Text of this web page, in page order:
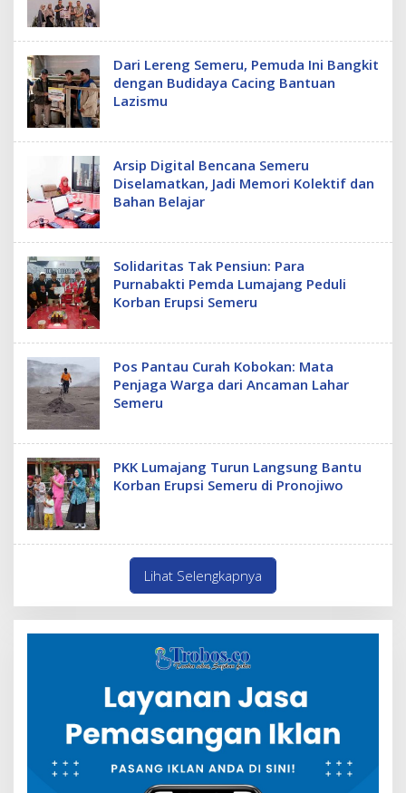
Dari Lereng Semeru, Pemuda Ini Bangkit
dengan Budidaya Cacing Bantuan
Lazismu
Arsip Digital Bencana Semeru
Diselamatkan, Jadi Memori Kolektif dan
Bahan Belajar
Solidaritas Tak Pensiun: Para
Purnabakti Pemda Lumajang Peduli
Korban Erupsi Semeru
Pos Pantau Curah Kobokan: Mata
Penjaga Warga dari Ancaman Lahar
Semeru
PKK Lumajang Turun Langsung Bantu
Korban Erupsi Semeru di Pronojiwo
Lihat Selengkapnya